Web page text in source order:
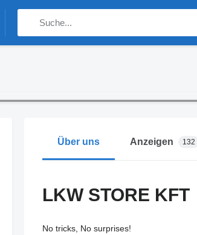
Über uns Anzeigen 132
LKW STORE KFT
No tricks, No surprises!